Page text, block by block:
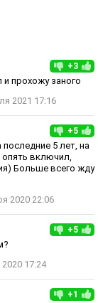
+3
прохожу заного
2021 17:16
+5
последние 5 лет, на
опять включил,
Больше всего жду
2020 22:06
+5
2020 17:24
+1